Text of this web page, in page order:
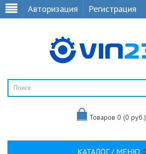
Авторизация Регистрация
Товаров 0 (0 руб.)
КАТАЛОГ / МЕНЮ